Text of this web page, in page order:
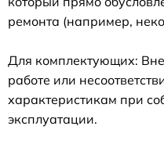
ремонта (например,
Для комплектующих:
работе или
характеристикам при
эксплуатации.